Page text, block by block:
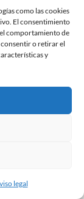
como las cookies
El consentimiento
comportamiento de
o retirar el
y
legal